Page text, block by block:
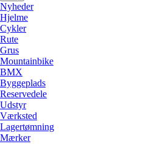
Nyheder
Hjelme
Cykler
Rute
Grus
Mountainbike
BMX
Byggeplads
Reservedele
Udstyr
Værksted
Lagertømning
Mærker